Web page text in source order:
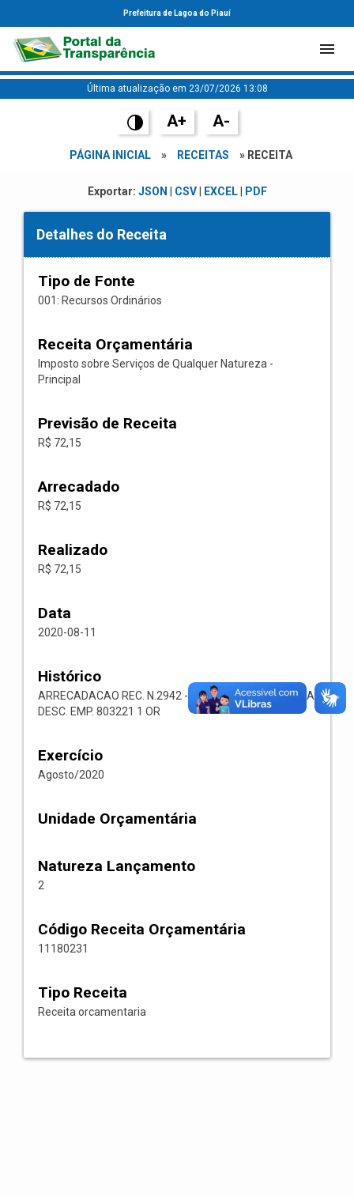
Prefeitura de Lagoa do Piauí
Última atualização em 23/07/2026 13:08
A+ A-
PÁGINA INICIAL » RECEITAS » RECEITA
Exportar: JSON CSV| EXCEL| PDF
Detalhes do Receita
Tipo de Fonte
001: Recursos Ordinários
Receita Orçamentária
Imposto sobre Serviços de Qualquer Natureza -
Principal
Previsão de Receita
R$ 72,15
Arrecadado
R$ 72,15
Realizado
R$ 72,15
Data
2020-08-11
Histórico
ARRECADACAO REC. N.2942 -- 1118.02.3.1.00-RECEITA
DESC. EMP. 803221 1 OR
Exercício
Agosto/2020
Unidade Orçamentária
Natureza Lançamento
2
Código Receita Orçamentária
11180231
Tipo Receita
Receita orcamentaria